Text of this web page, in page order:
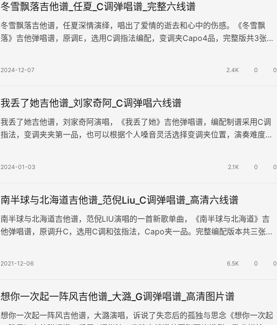
冬雪飘落吉他谱_任夏_C调弹唱谱_完整六线谱
冬雪飘落吉他谱，任夏深情演绎，唱出了爱情的逝去和心中的伤感。《冬雪飘
落》吉他弹唱谱，原调E，选用C调指法编配，变调夹Capo4品，完整版共3张高
2024-12-07 2.4K 0 0
我丢了她吉他谱_刘家奇阿_C调弹唱六线谱
我丢了她吉他谱，刘家奇阿演唱，《我丢了她》吉他弹唱谱，编配制谱采用C调
指法，变调夹夹第一品，也可以根据个人嗓音灵活选择变调夹位置，演奏难度简
2024-01-03 2.1K 0 0
南半球与北海道吉他谱_范倪Liu_C调弹唱谱_高清六线谱
南半球与北海道吉他谱，范倪LIU演唱的一首新歌单曲，《南半球与北海道》吉
他弹唱谱，原调升C，选用C调和弦指法，Capo夹一品。完整编配版本共三张高
2021-12-06 6.5K 0 0
想你一次起一阵风吉他谱_大潞_G调弹唱谱_高清图片谱
想你一次起一阵风吉他谱，大潞演唱，诉说了失恋后的孤独与思念《想你一次起